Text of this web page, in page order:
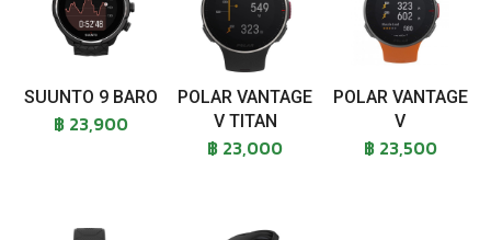
SUUNTO 9 BARO
฿ 23,900
POLAR VANTAGE
V TITAN
฿ 23,000
POLAR VANTAGE
V
฿ 23,500